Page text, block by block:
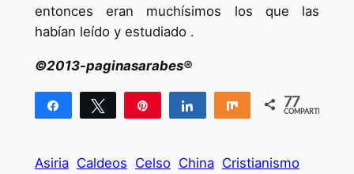
entonces eran muchísimos los que las
habían leído y estudiado .
©2013-paginasarabes®
Compartir Twittear Compartir Compartir
77
COMPARTIR
Asiria Caldeos Celso China Cristianismo